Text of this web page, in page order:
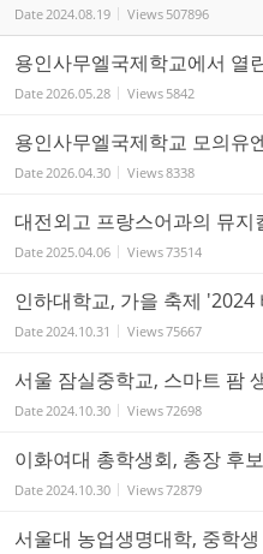
Date2024.08.19 Views 507896
용인사무엘국제학교에서 열
Date2026.05.28 Views 5842
용인사무엘국제학교 모의유
Date2026.04.30 Views8338
대전외고 프랑스어과의 뮤
Date2025.04.06 Views73514
인하대학교, 가을 축제 '2024
Date2024.10.31 Views75667
서울 잠실중학교, 스마트 팜
Date2024.10.30 Views72698
이화여대 총학생회, 총장 후
Date2024.10.30 Views72879
서울대 농업생명대학, 중학